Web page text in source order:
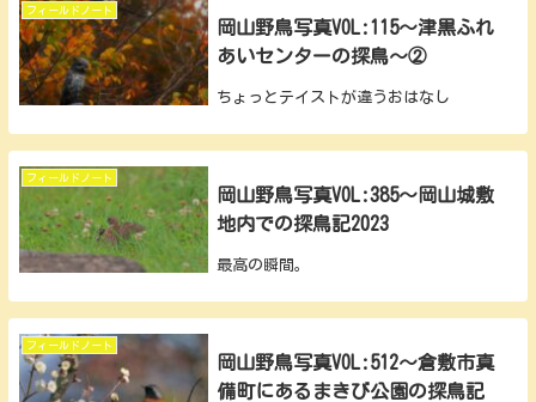
フィールドノート
岡山野鳥写真VOL:115～津黒ふれ
あいセンターの探鳥～②
ちょっとテイストが違うおはなし
フィールドノート
岡山野鳥写真VOL:385～岡山城敷
地内での探鳥記2023
最高の瞬間。
フィールドノート
岡山野鳥写真VOL:512～倉敷市真
備町にあるまきび公園の探鳥記